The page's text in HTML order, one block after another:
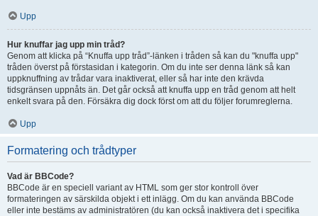
Upp
Hur knuffar jag upp min tråd?
Genom att klicka på “Knuffa upp tråd”-länken i tråden så kan du "knuffa upp"
tråden överst på förstasidan i kategorin. Om du inte ser denna länk så kan
uppknuffning av trådar vara inaktiverat, eller så har inte den krävda
tidsgränsen uppnåts än. Det går också att knuffa upp en tråd genom att helt
enkelt svara på den. Försäkra dig dock först om att du följer forumreglerna.
Upp
Formatering och trådtyper
Vad är BBCode?
BBCode är en speciell variant av HTML som ger stor kontroll över
formateringen av särskilda objekt i ett inlägg. Om du kan använda BBCode
eller inte bestäms av administratören (du kan också inaktivera det i specifika